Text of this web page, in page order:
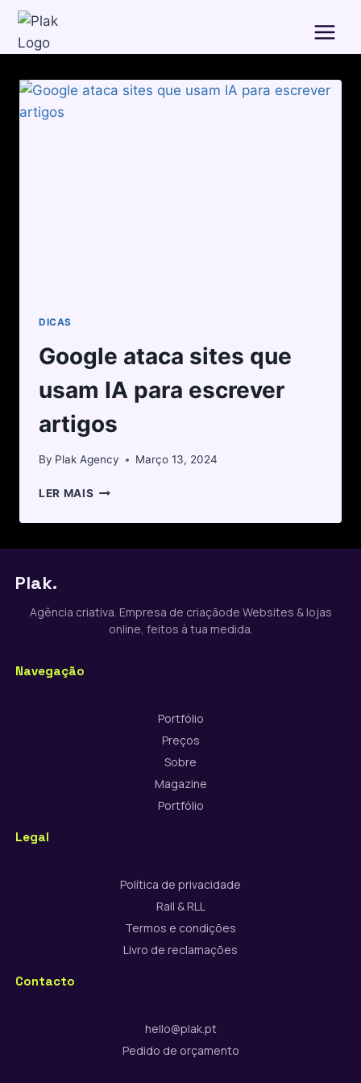
DICAS
Google ataca sites que
usam IA para escrever
artigos
By Plak Agency Março 13, 2024
LER MAIS
Plak.
Agência criativa. Empresa de criaçãode Websites & lojas
online, feitos à tua medida.
Navegação
Portfólio
Preços
Sobre
Magazine
Portfólio
Legal
Política de privacidade
Rall & RLL
Termos e condições
Livro de reclamações
Contacto
hello@plak.pt
Pedido de orçamento